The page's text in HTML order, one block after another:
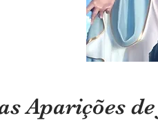
Aparições